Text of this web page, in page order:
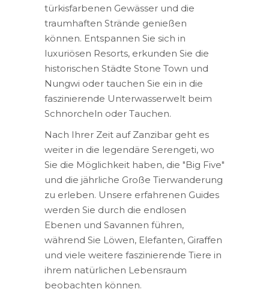
türkisfarbenen Gewässer und die
traumhaften Strände genießen
können. Entspannen Sie sich in
luxuriösen Resorts, erkunden Sie die
historischen Städte Stone Town und
Nungwi oder tauchen Sie ein in die
faszinierende Unterwasserwelt beim
Schnorcheln oder Tauchen.
Nach Ihrer Zeit auf Zanzibar geht es
weiter in die legendäre Serengeti, wo
Sie die Möglichkeit haben, die "Big Five"
und die jährliche Große Tierwanderung
zu erleben. Unsere erfahrenen Guides
werden Sie durch die endlosen
Ebenen und Savannen führen,
während Sie Löwen, Elefanten, Giraffen
und viele weitere faszinierende Tiere in
ihrem natürlichen Lebensraum
beobachten können.